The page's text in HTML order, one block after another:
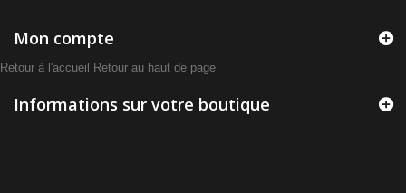
Mon compte
Retour à l'accueil Retour au haut de page
Informations sur votre boutique